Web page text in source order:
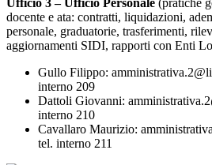
docente e ata: contratti, liquidazioni,
personale, graduatorie, trasferimenti,
aggiornamenti SIDI, rapporti con Enti
Gullo Filippo:
interno 209
Dattoli Giovanni:
interno 210
Cavallaro Maurizio:
tel. interno 211